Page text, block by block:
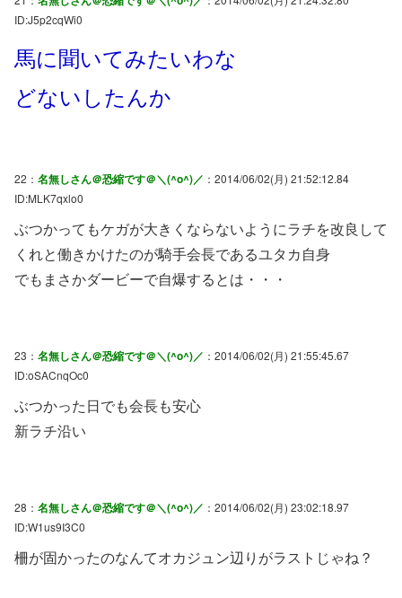
ID:J5p2cqWi0
馬に聞いてみたいわな
どないしたんか
22： 名無しさん＠恐縮です＠＼(^o^)／ ：2014/06/02(月) 21:52:12.84
ID:MLK7qxlo0
ぶつかってもケガが大きくならないようにラチを改良して
くれと働きかけたのが騎手会長であるユタカ自身
でもまさかダービーで自爆するとは・・・
23： 名無しさん＠恐縮です＠＼(^o^)／ ：2014/06/02(月) 21:55:45.67
ID:oSACnqOc0
ぶつかった日でも会長も安心
新ラチ沿い
28： 名無しさん＠恐縮です＠＼(^o^)／ ：2014/06/02(月) 23:02:18.97
ID:W1us9I3C0
柵が固かったのなんてオカジュン辺りがラストじゃね？